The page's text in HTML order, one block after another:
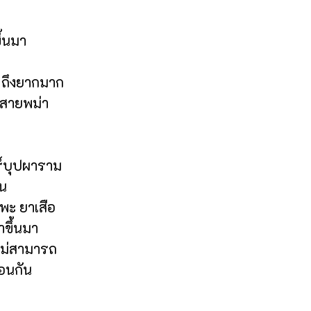
มา
งยากมาก
ายพม่า
บุปผาราม
ะ ยาเสือ
ขึ้นมา
สามารถ
นกัน